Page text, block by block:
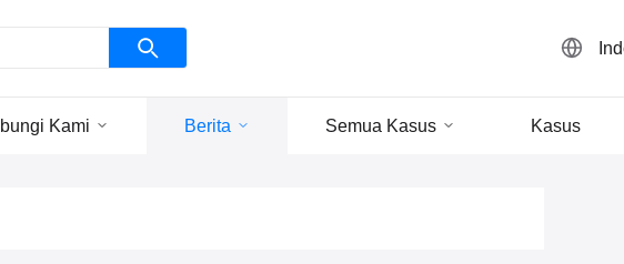
Kami Berita Semua Kasus Kasus